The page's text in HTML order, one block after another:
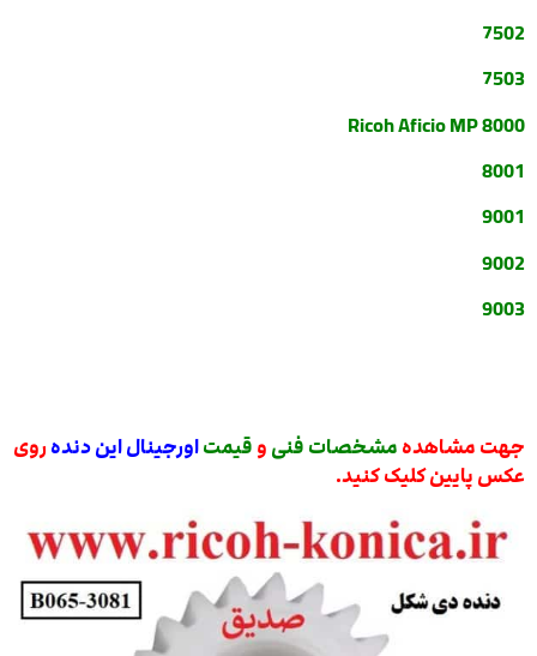
7502
7503
Ricoh Aficio MP 8000
8001
9001
9002
9003
جهت مشاهده مشخصات فنی و قیمتاورجینال این دنده روی
عکس پایین کلیک کنید.